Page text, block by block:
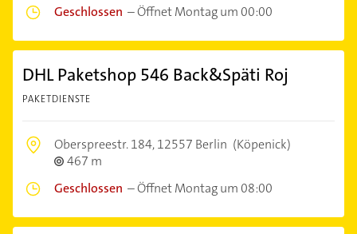
Geschlossen –Öffnet Montag um 00:00
DHL Paketshop 546 Back&Späti Roj
PAKETDIENSTE
Oberspreestr. 184,12557 Berlin (Köpenick)
467 m
Geschlossen –Öffnet Montag um 08:00